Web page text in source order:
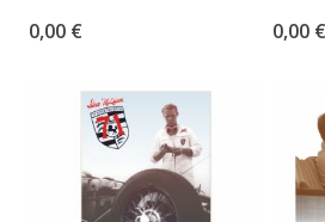
0,00 € 0,00 €